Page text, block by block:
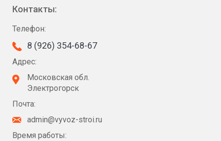
Контакты:
Телефон:
8 (926) 354-68-67
Адрес:
Московская обл.
Электрогорск
Почта:
admin@vyvoz-stroi.ru
Время работы: